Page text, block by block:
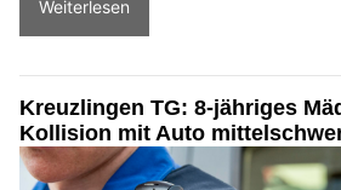
Weiterlesen
Kreuzlingen TG: 8-jähriges
Kollision mit Auto